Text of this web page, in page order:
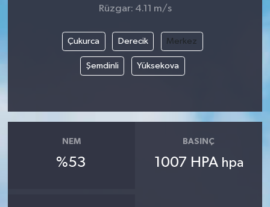
Rüzgar: 4.11 m/s
Çukurca Derecik Merkez
Şemdinli Yüksekova
NEM
%53
BASINÇ
1007 HPA hpa